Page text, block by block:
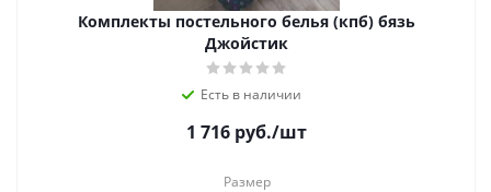
Комплекты постельного белья (кпб) бязь
Джойстик
Есть в наличии
1 716 руб./шт
Размер